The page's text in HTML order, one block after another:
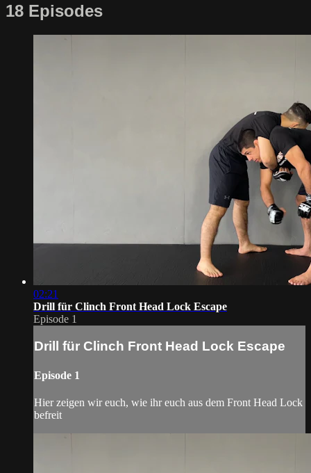
18 Episodes
02:21
Drill für Clinch Front Head Lock Escape
Episode 1
Drill für Clinch Front Head Lock Escape
Episode 1
Hier zeigen wir euch, wie ihr euch aus dem Front Head Lock
befreit